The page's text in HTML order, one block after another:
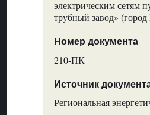
электрическим сетям
трубный завод»
Номер документа
210-ПК
Источник
Региональная